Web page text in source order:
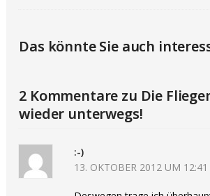
Das könnte Sie auch
2 Kommentare zu Die
wieder unterwegs!
:-)
13. OKTOBER 2012 UM 12:41